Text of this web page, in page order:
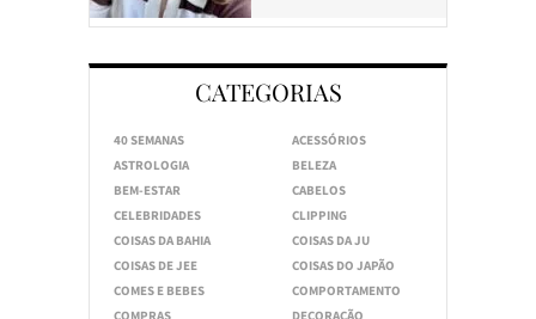
CATEGORIAS
40 SEMANAS
ACESSÓRIOS
ASTROLOGIA
BELEZA
BEM-ESTAR
CABELOS
CELEBRIDADES
CLIPPING
COISAS DA BAHIA
COISAS DA JU
COISAS DE JEE
COISAS DO JAPÃO
COMES E BEBES
COMPORTAMENTO
COMPRAS
DECORAÇÃO